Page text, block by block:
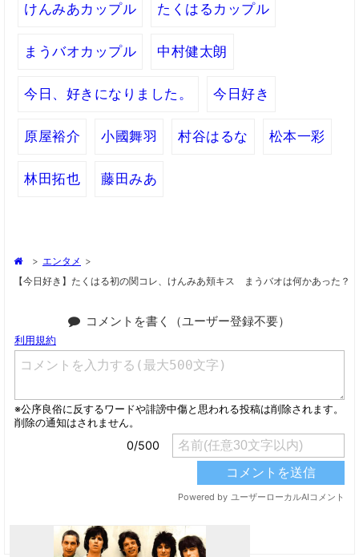
けんみあカップル たくはるカップル
まうバオカップル 中村健太朗
今日、好きになりました。 今日好き
原屋裕介 小國舞羽 村谷はるな 松本一彩
林田拓也 藤田みあ
> エンタメ >
【今日好き】たくはる初の関コレ、けんみあ頬キス まうバオは何かあった？
コメントを書く（ユーザー登録不要）